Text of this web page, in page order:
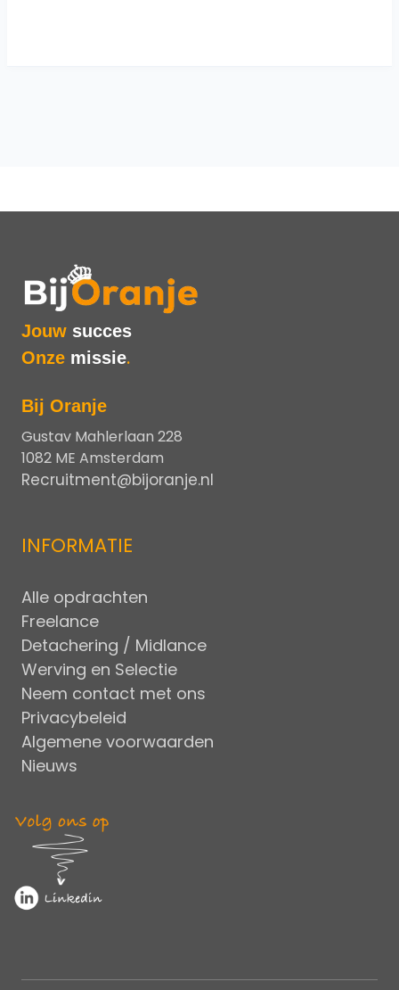
Jouw succes
Onze missie.
Bij Oranje
Gustav Mahlerlaan 228
1082 ME Amsterdam
Recruitment@bijoranje.nl
INFORMATIE
Alle opdrachten
Freelance
Detachering / Midlance
Werving en Selectie
Neem contact met ons
Privacybeleid
Algemene voorwaarden
Nieuws